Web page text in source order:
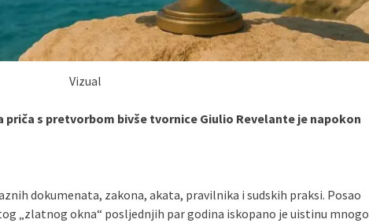
Vizual
s pretvorbom bivše tvornice Giulio Revelante je napokon
dokumenata, zakona, akata, pravilnika i sudskih praksi. Posao
„zlatnog okna“ posljednjih par godina iskopano je uistinu mnogo